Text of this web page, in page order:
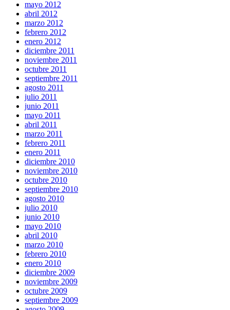
mayo 2012
abril 2012
marzo 2012
febrero 2012
enero 2012
diciembre 2011
noviembre 2011
octubre 2011
septiembre 2011
agosto 2011
julio 2011
junio 2011
mayo 2011
abril 2011
marzo 2011
febrero 2011
enero 2011
diciembre 2010
noviembre 2010
octubre 2010
septiembre 2010
agosto 2010
julio 2010
junio 2010
mayo 2010
abril 2010
marzo 2010
febrero 2010
enero 2010
diciembre 2009
noviembre 2009
octubre 2009
septiembre 2009